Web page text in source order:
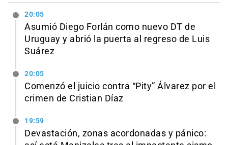
20:05
Asumió Diego Forlán como nuevo DT de
Uruguay y abrió la puerta al regreso de Luis
Suárez
20:05
Comenzó el juicio contra “Pity” Álvarez por el
crimen de Cristian Díaz
19:59
Devastación, zonas acordonadas y pánico: